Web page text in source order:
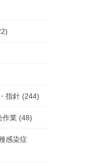
指針 (244)
作業 (48)
感染症